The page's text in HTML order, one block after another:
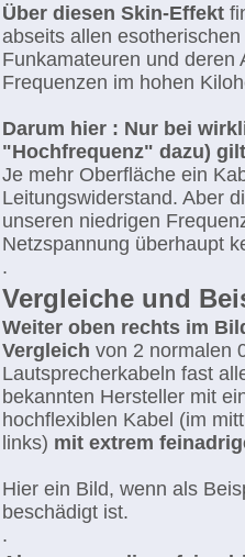
Über diesen Skin-Effekt
abseits allen
Funkamateuren und deren
Frequenzen im hohen
Darum hier : Nur bei
"Hochfrequenz" dazu)
Je mehr Oberfläche ein
Leitungswiderstand. Aber
unseren niedrigen
Netzspannung überhaupt
.
Vergleiche und
Weiter oben rechts im
Vergleich von 2 normalen
Lautsprecherkabeln fast
bekannten Hersteller mit
hochflexiblen Kabel (im
links) mit extrem
Hier ein Bild, wenn als
beschädigt ist.
.